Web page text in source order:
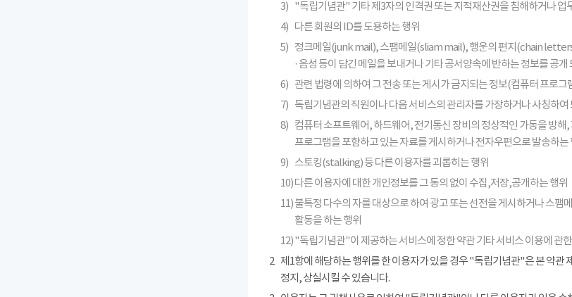
3) "독립기념관" 기타 제3자의 인격권 또는 지적재산권을 침해하거나 업
4) 다른 회원의 ID를 도용하는 행위
5) 정크메일(junk mail), 스팸메일(sliam mail), 행운의 편지(chain
· 음성 등이 담긴 메일을 보내거나 기타 공서양속에 반하는 정보를 공개
6) 관련 법령에 의하여 그 전송 또는 게시가 금지되는 정보(컴퓨터 프로그
7) 독립기념관의 직원이나 다음 서비스의 관리자를 가장하거나 사칭하
8) 컴퓨터 소프트웨어, 하드웨어, 전기통신 장비의 정상적인 가동을 방
프로그램을 포함하고 있는 자료를 게시하거나 전자우편으로 발송하는
9) 스토킹(stalking) 등 다른 이용자를 괴롭히는 행위
10)다른 이용자에 대한 개인정보를 그 동의 없이 수집,저장,공개하는 행위
11)불특정 다수의 자를 대상으로 하여 광고 또는 선전을 게시하거나 스
활동을 하는 행위
12)"독립기념관"이 제공하는 서비스에 정한 약관 기타 서비스 이용에 관
2 제1항에 해당하는 행위를 한 이용자가 있을 경우 "독립기념관"은 본 약관
정지, 상실시킬 수 있습니다.